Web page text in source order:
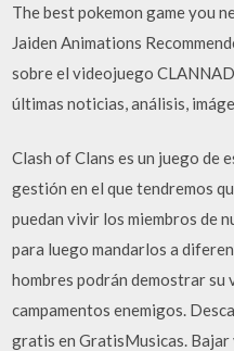
The best pokemon game you
Jaiden Animations
sobre el videojuego
últimas noticias, análisis,
Clash of Clans es un juego de
gestión en el que tendremos
puedan vivir los miembros de
para luego mandarlos a
hombres podrán demostrar su
campamentos enemigos.
gratis en GratisMusicas. Bajar